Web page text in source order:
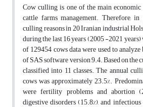
Cow culling is one of the main
cattle farms management. Therefore,
culling reasons in 20 Iranian industrial
during the last 16 years (2005 -2021
of 129454 cows data were used to
of SAS software version 9.4. Based on the
classified into 11 classes. The annual
cows was approximately 23.5%.
were fertility problems and abortion
digestive disorders (15.8%), and